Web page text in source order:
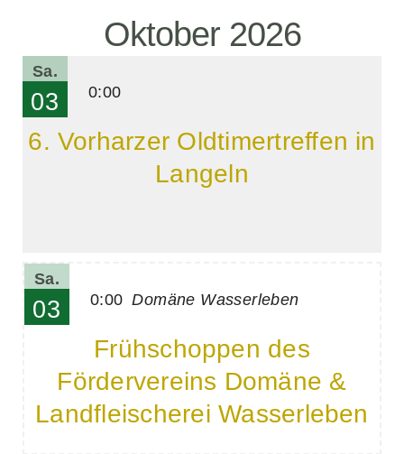
Oktober 2026
Sa.
03 0:00
6. Vorharzer Oldtimertreffen in
Langeln
Sa.
03 0:00 Domäne Wasserleben
Frühschoppen des
Fördervereins Domäne &
Landfleischerei Wasserleben